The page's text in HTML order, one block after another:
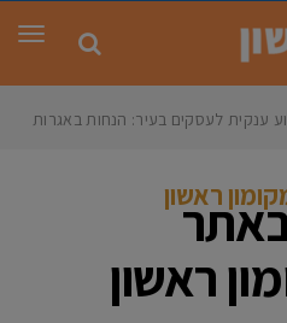
ענקית לעסקים בעיר: הנחות באגרות
ראשון
אתר
ראשון